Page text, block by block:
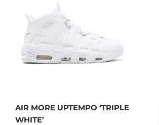
AIR MORE UPTEMPO ‘TRIPLE
WHITE’